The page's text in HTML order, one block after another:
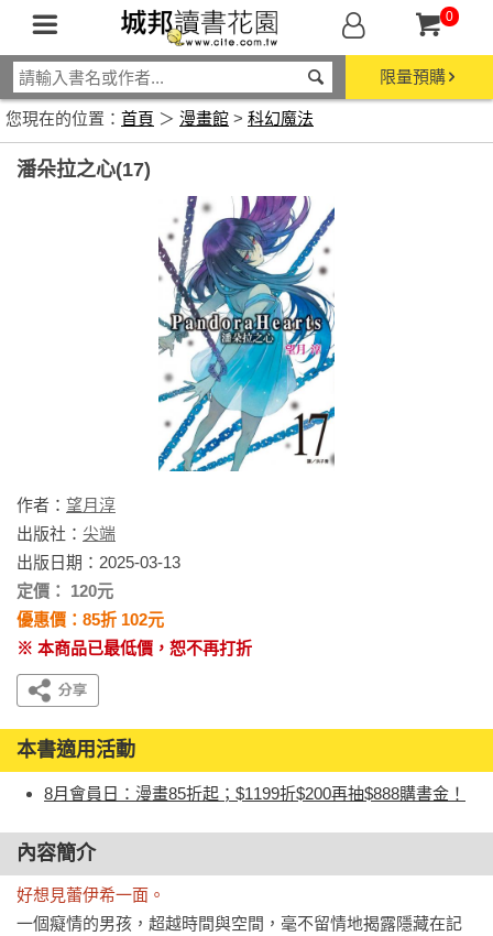
0
限量預購
您現在的位置： 首頁 ＞ 漫畫館 > 科幻魔法
潘朵拉之心(17)
作者： 望月淳
出版社： 尖端
出版日期：2025-03-13
定價： 120元
優惠價：85折 102元
※ 本商品已最低價，恕不再打折
本書適用活動
8月會員日：漫畫85折起；$1199折$200再抽$888購書金！
內容簡介
好想見蕾伊希一面。
一個癡情的男孩，超越時間與空間，毫不留情地揭露隱藏在記